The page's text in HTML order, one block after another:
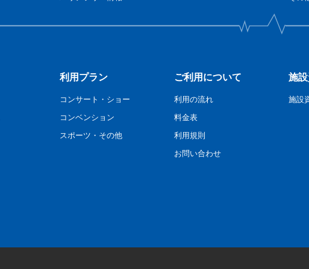
利用プラン
コンサート・ショー
コンベンション
スポーツ・その他
ご利用について
利用の流れ
料金表
利用規則
お問い合わせ
施
施設